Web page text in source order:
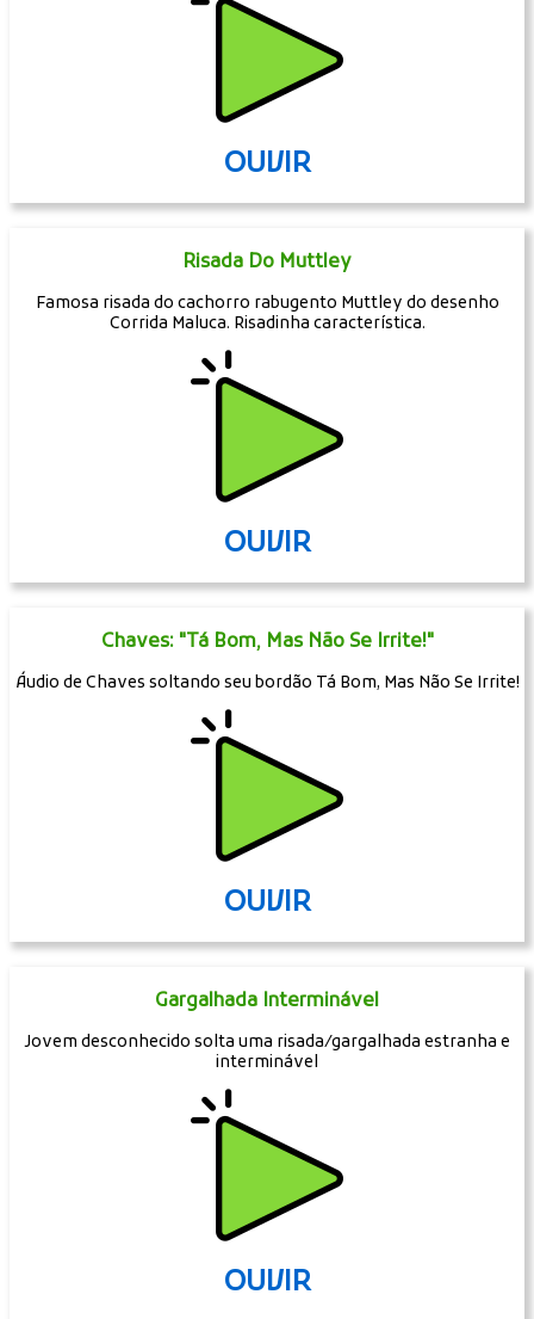
OUVIR
Risada Do Muttley
Famosa risada do cachorro rabugento Muttley do desenho
Corrida Maluca. Risadinha característica.
OUVIR
Chaves: "Tá Bom, Mas Não Se Irrite!"
Áudio de Chaves soltando seu bordão Tá Bom, Mas Não Se Irrite!
OUVIR
Gargalhada Interminável
Jovem desconhecido solta uma risada/gargalhada estranha e
interminável
OUVIR